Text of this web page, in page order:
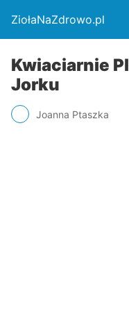
ZiołaNaZdrowo.pl
Kwiaciarnie
Jorku
Joanna Ptaszka